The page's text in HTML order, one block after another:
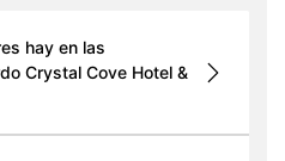
hay en las
Crystal Cove Hotel &